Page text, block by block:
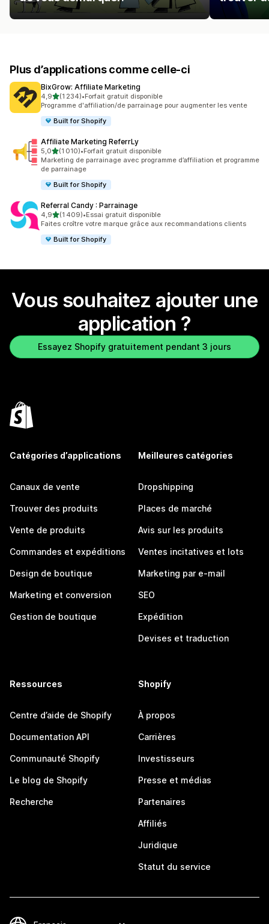
Plus d’applications comme celle-ci
BixGrow: Affiliate Marketing
4,9étoile(s) sur 5
(1 234)
1234 avis au total
•Forfait gratuit disponible
Programme d'affiliation/de parrainage pour augmenter les vente
Built for Shopify
Affiliate Marketing ReferrLy
5,0étoile(s) sur 5
(1 010)
1010 avis au total
•Forfait gratuit disponible
Marketing de parrainage avec programme d’affiliation et programme
de parrainage
Built for Shopify
Referral Candy : Parrainage
4,9étoile(s) sur 5
(1 409)
1409 avis au total
•Essai gratuit disponible
Faites croître votre marque grâce aux recommandations clients
Built for Shopify
Vous souhaitez ajouter une
application ?
Essayez Shopify gratuitement pendant 3 jours
Catégories d’applications
Canaux de vente
Trouver des produits
Vente de produits
Commandes et expéditions
Design de boutique
Marketing et conversion
Gestion de boutique
Meilleures catégories
Dropshipping
Places de marché
Avis sur les produits
Ventes incitatives et lots
Marketing par e-mail
SEO
Expédition
Devises et traduction
Ressources
Centre d’aide de Shopify
Documentation API
Communauté Shopify
Le blog de Shopify
Recherche
Shopify
À propos
Carrières
Investisseurs
Presse et médias
Partenaires
Affiliés
Juridique
Statut du service